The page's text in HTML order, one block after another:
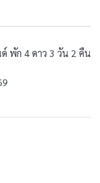
พัก 4 ดาว 3 วัน 2 คืน